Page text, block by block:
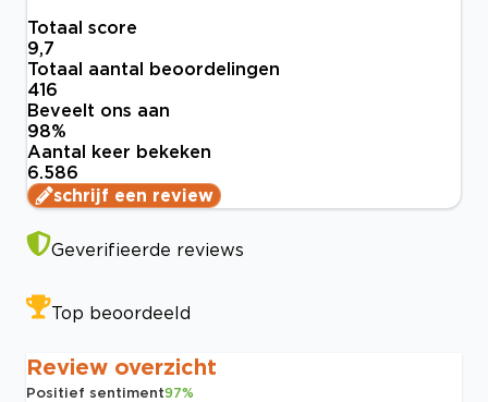
Totaal score
9,7
Totaal aantal beoordelingen
416
Beveelt ons aan
98%
Aantal keer bekeken
6.586
schrijf een review
Geverifieerde reviews
Top beoordeeld
Review overzicht
Positief sentiment97%